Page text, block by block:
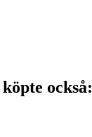
också: